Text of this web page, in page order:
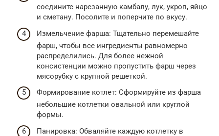
соедините нарезанную камбалу, лук, укроп, яйцо
и сметану. Посолите и поперчите по вкусу.
Измельчение фарша: Тщательно перемешайте
фарш, чтобы все ингредиенты равномерно
распределились. Для более нежной
консистенции можно пропустить фарш через
мясорубку с крупной решеткой.
Формирование котлет: Сформируйте из фарша
небольшие котлетки овальной или круглой
формы.
Панировка: Обваляйте каждую котлетку в